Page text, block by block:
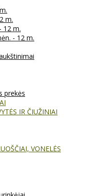
m.
12 m.
- 12 m.
prekės
IR ČIUŽINIAI
VONELĖS